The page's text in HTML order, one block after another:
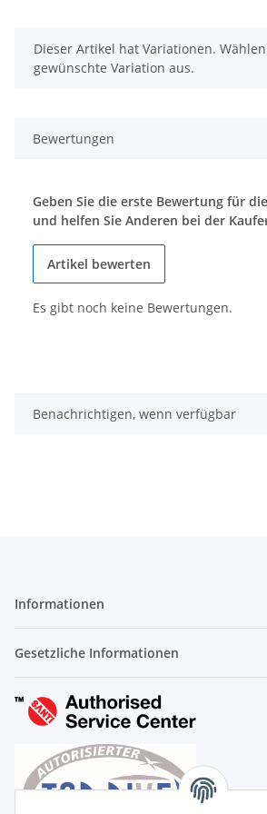
x
Dieser Artikel hat Variationen.
gewünschte Variation aus.
Bewertungen
Geben Sie die erste Bewertung für
und helfen Sie Anderen bei der
Artikel bewerten
Es gibt noch keine Bewertungen.
Benachrichtigen, wenn verfügbar
Informationen
Gesetzliche Informationen